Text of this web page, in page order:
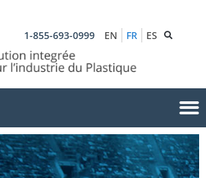
1-855-693-0999 EN FR ES